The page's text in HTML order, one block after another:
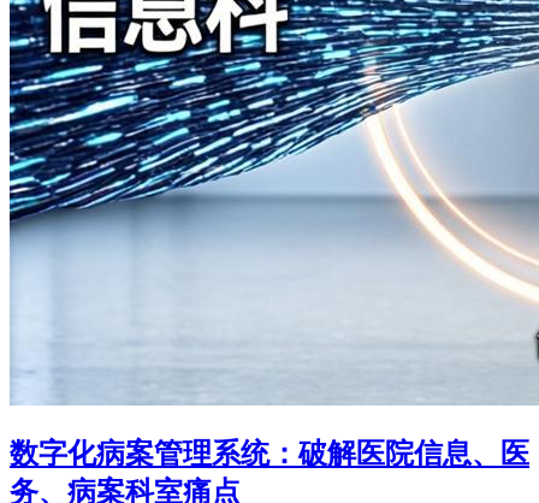
数字化病案管理系统：破解医院信息、医
务、病案科室痛点